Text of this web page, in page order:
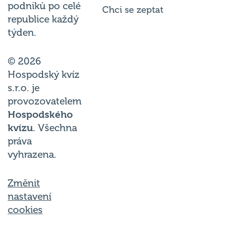
podniků po celé
republice každý
týden.
© 2026
Hospodský kvíz
s.r.o. je
provozovatelem
Hospodského
kvízu. Všechna
práva
vyhrazena.
Změnit
nastavení
cookies
Chci se zeptat